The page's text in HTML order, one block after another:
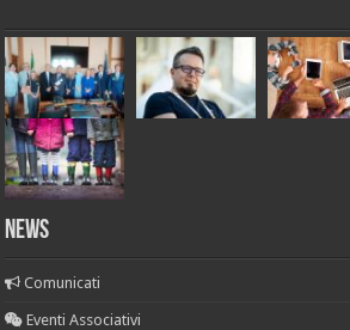
News
Comunicati
Eventi Associativi